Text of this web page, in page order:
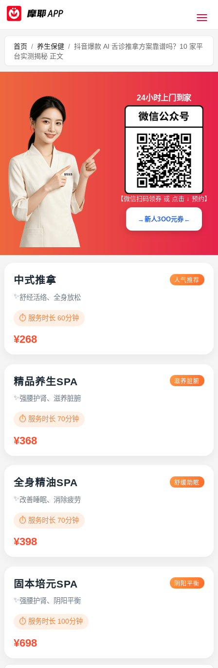
首页 / 养生保健 / 抖音爆款 AI 舌诊推拿方案靠谱吗？10 家平
台实测揭秘 正文
24小时上门到家
【微信扫码领券 或 点击 ↓ 预约】
→新人3OO元券←
中式推拿 人气推荐
舒经活络、全身放松
⏱️ 服务时长 60分钟
¥268
精品养生SPA 滋养脏腑
强腰护肾、滋养脏腑
⏱️ 服务时长 70分钟
¥368
全身精油SPA 舒缓助眠
改善睡眠、消除疲劳
⏱️ 服务时长 70分钟
¥398
固本培元SPA 阴阳平衡
强腰护肾、阴阳平衡
⏱️ 服务时长 100分钟
¥698